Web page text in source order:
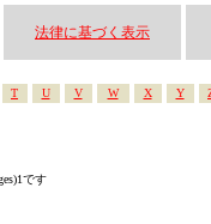
法律に基づく表示
T U V W X Y
です